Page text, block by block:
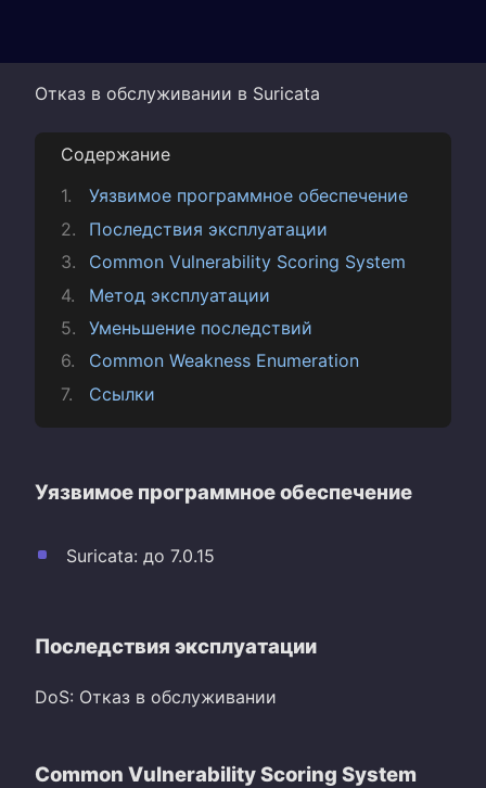
Отказ в обслуживании в Suricata
Содержание
Уязвимое программное обеспечение
Последствия эксплуатации
Common Vulnerability Scoring System
Метод эксплуатации
Уменьшение последствий
Common Weakness Enumeration
Ссылки
Уязвимое программное обеспечение
Suricata: до 7.0.15
Последствия эксплуатации
DoS: Отказ в обслуживании
Common Vulnerability Scoring System